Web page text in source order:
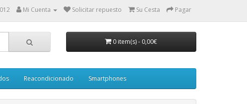
Mi Cuenta Solicitar repuesto Su Cesta Pagar
0 item(s)- 0,00€
Reacondicionado Smartphones